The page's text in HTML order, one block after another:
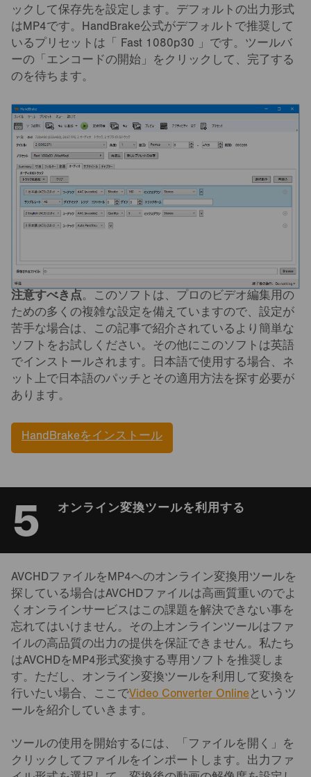
ックして保存先を設定します。デフォルトの出力形式
はMP4です。HandBrake公式がデフォルトで推奨して
いるプリセットは「 Fast 1080p30 」です。ツールバ
ーの「エンコードの開始」をクリックして、完了する
のを待ちます。
注意すべき点。このソフトは、プロのビデオ編集用の
ための多くの複雑な設定を備えていますので、設定が
苦手な場合は、この記事で紹介されているより簡単な
ソフトをお試しください。その他にこのソフトは英語
でインストールされます。日本語で使用する場合、ネ
ット上で日本語のパッチとその適用方法を探す必要が
あります。
HandBrakeをインストール
5 オンライン変換ツールを利用する
AVCHDファイルをMP4へのオンライン変換用ツールを
探している場合はAVCHDファイルは高画質重いのでよ
くオンラインサービスはこの課題を解決できない事を
忘れてはいけません。その上オンラインツールはファ
イルの高品質の出力の提供を保証できません。私たち
はAVCHDをMP4形式変換する専用ソフトを推奨しま
す。ただし、オンライン変換ツールを利用して変換を
行いたい場合、ここでVideo Converter Onlineというツ
ールを紹介していきます。
ツールの使用を開始するには、「ファイルを開く」を
クリックしてファイルをインポートします。出力ファ